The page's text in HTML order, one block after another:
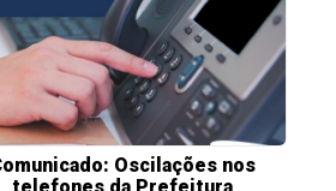
Oscilações nos